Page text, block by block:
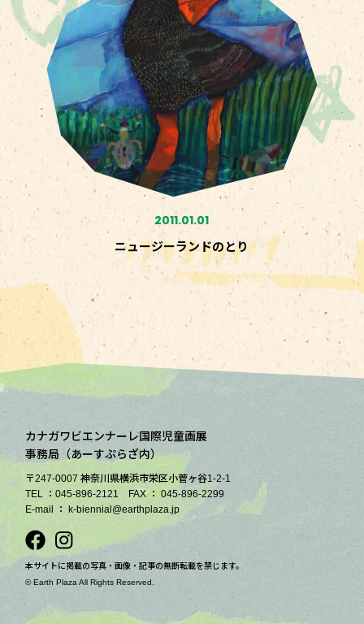
2011.01.01
ニュージーランドのとり
カナガワビエンナーレ国際児童画展
事務局（あーすぷらざ内）
〒247-0007 神奈川県横浜市栄区小菅ヶ谷1-2-1
TEL ：045-896-2121 FAX ： 045-896-2299
E-mail ： k-biennial@earthplaza.jp
本サイトに掲載の写真・画像・記事の無断転載を禁じます。
© Earth Plaza All Rights Reserved.